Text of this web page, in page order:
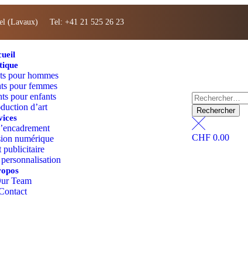
(Lavaux) Tel: +41 21 525 26 23
pour hommes
pour femmes
pour enfants
d’art
numérique
publicitaire
Team
CHF0.00